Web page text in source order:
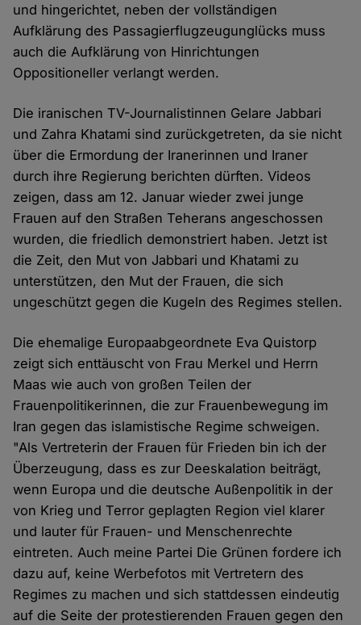
und hingerichtet, neben der vollständigen
Aufklärung des Passagierflugzeugunglücks muss
auch die Aufklärung von Hinrichtungen
Oppositioneller verlangt werden.
Die iranischen TV-Journalistinnen Gelare Jabbari
und Zahra Khatami sind zurückgetreten, da sie nicht
über die Ermordung der Iranerinnen und Iraner
durch ihre Regierung berichten dürften. Videos
zeigen, dass am 12. Januar wieder zwei junge
Frauen auf den Straßen Teherans angeschossen
wurden, die friedlich demonstriert haben. Jetzt ist
die Zeit, den Mut von Jabbari und Khatami zu
unterstützen, den Mut der Frauen, die sich
ungeschützt gegen die Kugeln des Regimes stellen.
Die ehemalige Europaabgeordnete Eva Quistorp
zeigt sich enttäuscht von Frau Merkel und Herrn
Maas wie auch von großen Teilen der
Frauenpolitikerinnen, die zur Frauenbewegung im
Iran gegen das islamistische Regime schweigen.
"Als Vertreterin der Frauen für Frieden bin ich der
Überzeugung, dass es zur Deeskalation beiträgt,
wenn Europa und die deutsche Außenpolitik in der
von Krieg und Terror geplagten Region viel klarer
und lauter für Frauen- und Menschenrechte
eintreten. Auch meine Partei Die Grünen fordere ich
dazu auf, keine Werbefotos mit Vertretern des
Regimes zu machen und sich stattdessen eindeutig
auf die Seite der protestierenden Frauen gegen den